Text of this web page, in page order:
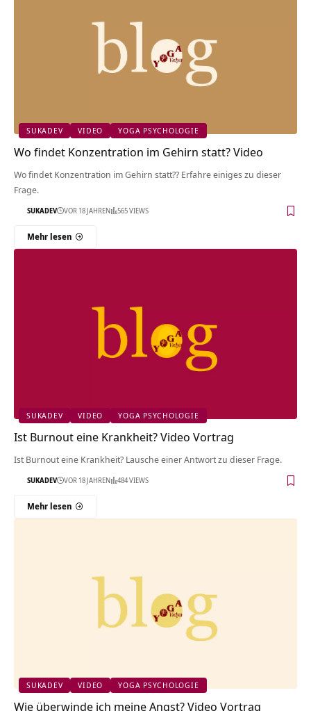
SUKADEV VIDEO YOGA PSYCHOLOGIE
Wo findet Konzentration im Gehirn statt? Video
Wo findet Konzentration im Gehirn statt?? Erfahre einiges zu dieser
Frage.
SUKADEV VOR 18 JAHREN 565 VIEWS
Mehr lesen
SUKADEV VIDEO YOGA PSYCHOLOGIE
Ist Burnout eine Krankheit? Video Vortrag
Ist Burnout eine Krankheit? Lausche einer Antwort zu dieser Frage.
SUKADEV VOR 18 JAHREN 484 VIEWS
Mehr lesen
SUKADEV VIDEO YOGA PSYCHOLOGIE
Wie überwinde ich meine Angst? Video Vortrag